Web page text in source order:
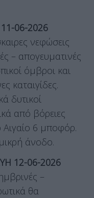
06-2026
νεφώσεις
– απογευματινές
όμβροι και
καταιγίδες.
δυτικοί
από βόρειες
Αιγαίο 6 μποφόρ.
άνοδο.
12-06-2026
–
θα